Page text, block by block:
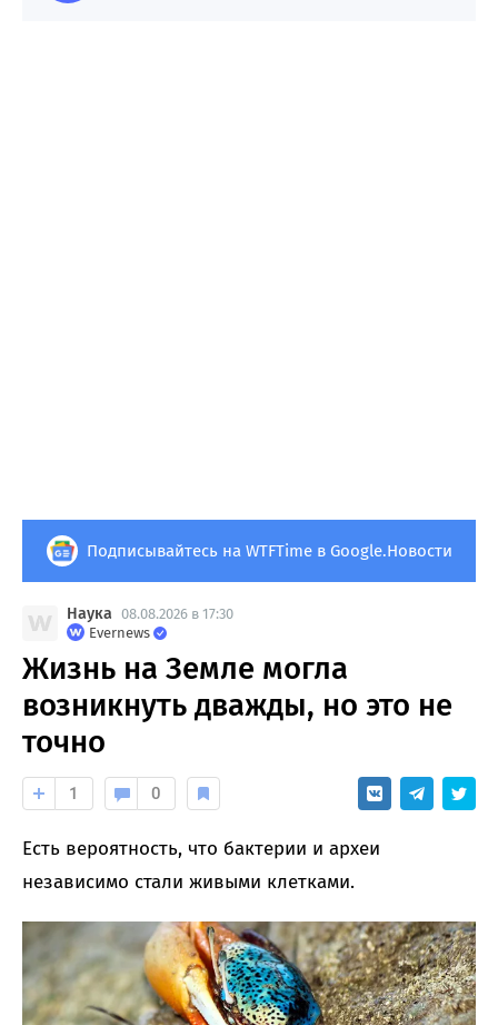
Подписывайтесь на WTFTime в Google.Новости
Наука 08.08.2026 в 17:30
Evernews
Жизнь на Земле могла
возникнуть дважды, но это не
точно
1 0
Есть вероятность, что бактерии и археи
независимо стали живыми клетками.